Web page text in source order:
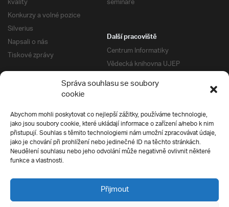
Správa souhlasu se soubory
cookie
Abychom mohli poskytovat co nejlepší zážitky, používáme technologie,
jako jsou soubory cookie, které ukládají informace o zařízení a/nebo k nim
přistupují. Souhlas s těmito technologiemi nám umožní zpracovávat údaje,
jako je chování při prohlížení nebo jedinečné ID na těchto stránkách.
Neudělení souhlasu nebo jeho odvolání může negativně ovlivnit některé
funkce a vlastnosti.
Přijmout
Konkurzy a volné pozice
Silverius
Napsali o nás
Tiskové zprávy
Další pracoviště
Centrum Informatiky
Vědecká knihovna UJEP
Správa kolejí a menz
Univerzitní centrum podpory
Silverius
Pro uchazeče
Přijímací řízení
E-prihlaska
Přípravné kurzy
Ochrana soukromí